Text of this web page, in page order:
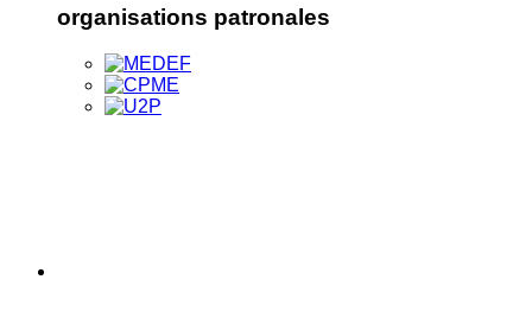
organisations patronales